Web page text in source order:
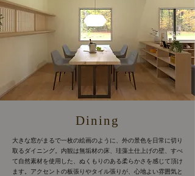
Dining
大きな窓がまるで一枚の絵画のように、外の景色を日常に切り
取るダイニング。内観は無垢材の床、珪藻土仕上げの壁、すべ
て自然素材を使用した、ぬくもりのある柔らかさを感じて頂け
ます。アクセントの板張りやタイル張りが、心地よい雰囲気と